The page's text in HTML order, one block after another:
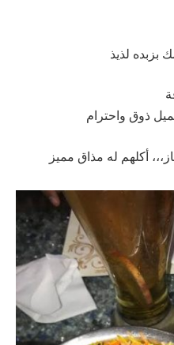
بزبده لذيذ
ذوق واحترام
أكلهم له مذاق مميز